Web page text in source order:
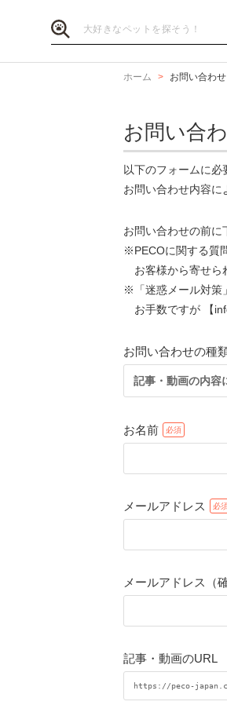
ホーム お問い合わせ
お問い合
以下のフォームに必
お問い合わせ内容に
お問い合わせの前に
※PECOに関する質
お客様から寄せら
※「迷惑メール対策
お手数ですが 【
お問い合わせの種
記事・動画の内容
お名前
メールアドレス
メールアドレス（
記事・動画のURL